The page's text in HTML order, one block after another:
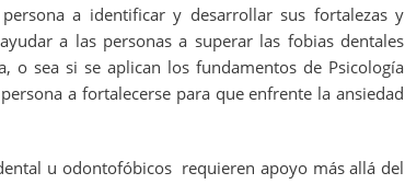
a identificar y desarrollar sus fortalezas y
a las personas a superar las fobias dentales
o sea si se aplican los fundamentos de Psicología
a fortalecerse para que enfrente la ansiedad
u odontofóbicos requieren apoyo más allá del